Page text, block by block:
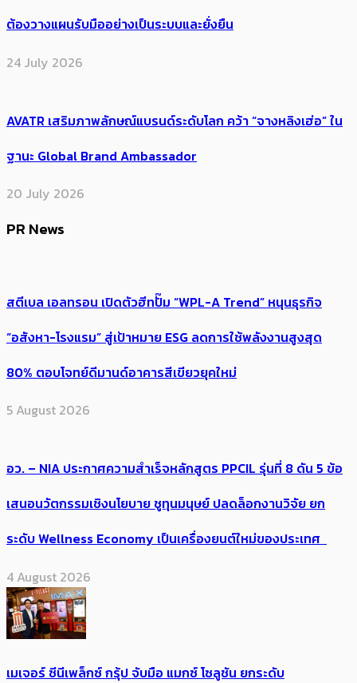
ต้องวางแผนรับมืออย่างเป็นระบบและยั่งยืน
24 July 2026
AVATR เสริมภาพลักษณ์แบรนด์ระดับโลก คว้า “จางหลิงเฮ่อ” ใน
ฐานะ Global Brand Ambassador
20 July 2026
PR News
สตีเบล เอลทรอน เปิดตัวฮีทปั๊ม “WPL-A Trend” หนุนธุรกิจ
“อสังหา-โรงแรม” สู่เป้าหมาย ESG ลดการใช้พลังงานสูงสุด
80% ตอบโจทย์ดีมานด์อาคารสีเขียวยุคใหม่
5 August 2026
อว. – NIA ประกาศความสำเร็จหลักสูตร PPCIL รุ่นที่ 8 ดัน 5 ข้อ
เสนอนวัตกรรมเชิงนโยบาย ชูทุนมนุษย์ ปลดล็อกงานวิจัย ยก
ระดับ Wellness Economy เป็นเครื่องยนต์ใหม่ของประเทศ
4 August 2026
เมเจอร์ ซีนีเพล็กซ์ กรุ้ป จับมือ แมกซ์ โซลูชัน ยกระดับ